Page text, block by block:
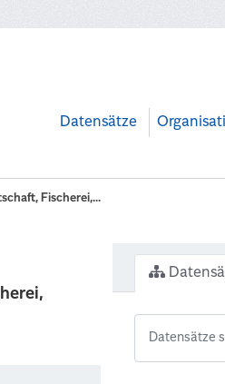
Datensätze
Fischerei,...